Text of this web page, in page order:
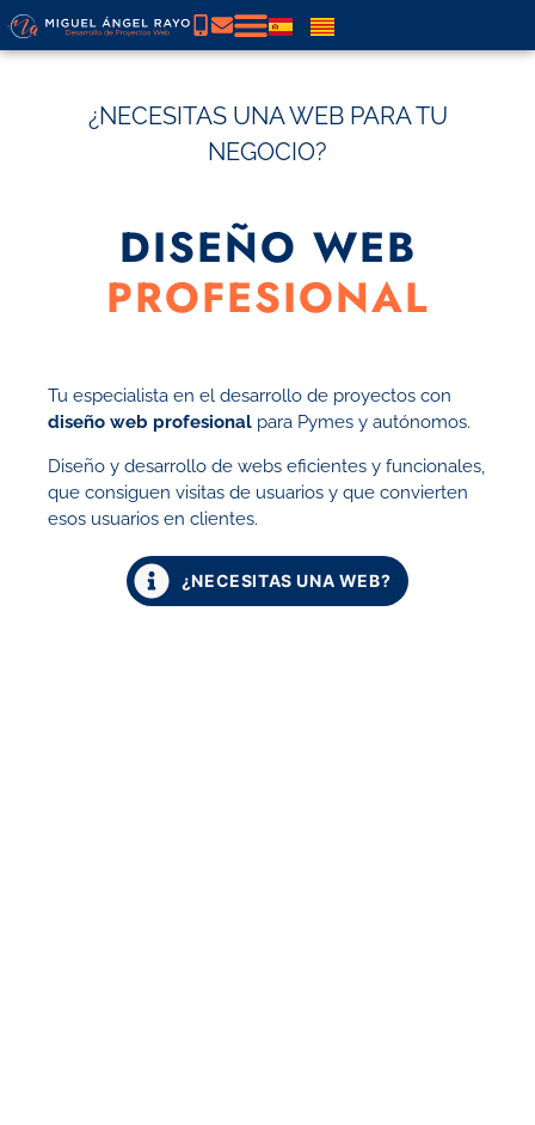
¿NECESITAS UNA WEB PARA TU
NEGOCIO?
DISEÑO WEB
PROFESIONAL
Tu especialista en el desarrollo de proyectos con
diseño web profesional para Pymes y autónomos.
Diseño y desarrollo de webs eficientes y funcionales,
que consiguen visitas de usuarios y que convierten
esos usuarios en clientes.
¿NECESITAS UNA WEB?